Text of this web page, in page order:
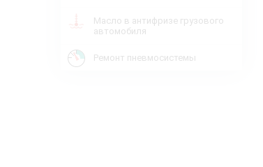
Масло в антифризе грузового
автомобиля
Ремонт пневмосистемы